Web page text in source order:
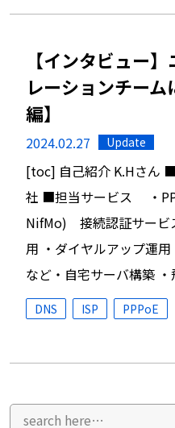
【インタビュー
レーションチー
編】
2024.02.27 Update
[toc] 自己紹介 K.Hさん
社 ■担当サービス ・
NifMo) 接続認証サービ
用 ・ダイヤルアップ運
など・自宅サーバ構築
DNS ISP PPPoE